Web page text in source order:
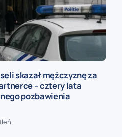
skazał mężczyznę za
– cztery lata
pozbawienia